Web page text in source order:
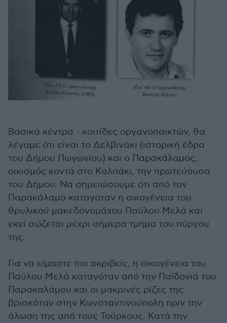
Βασικά κέντρα - κοιτίδες οργανοπαικτών, θα
λέγαμε ότι είναι το Δελβινάκι (ιστορική έδρα
του Δήμου Πωγωνίου) και ο Παρακάλαμος,
οικισμός κοντά στο Καλπάκι, την πρωτεύουσα
του Δήμου. Να σημειώσουμε ότι από τον
Παρακάλαμο καταγόταν η οικογένεια του
θρυλικού μακεδονομάχου Παύλου Μελά και
εκεί σώζεται μέχρι σήμερα τμήμα του πύργου
της.
Για να είμαστε πιο ακριβείς, η οικογένεια του
Παύλου Μελά καταγόταν από την Παϊδονιά του
Παρακαλάμου και οι μακρινές ρίζες της
βρισκόταν στην Κωνσταντινούπολη πριν την
άλωση της από τους Τούρκους. Κατά την